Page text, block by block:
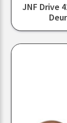
JNF Drive